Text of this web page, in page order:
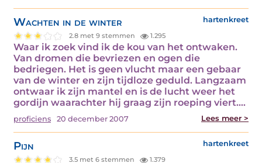
Wachten in de winter hartenkreet
2.8 met 9 stemmen 1.295
Waar ik zoek vind ik de kou van het ontwaken.
Van dromen die bevriezen en ogen die
bedriegen. Het is geen vlucht maar een gebaar
van de winter en zijn tijdloze geduld. Langzaam
ontwaar ik zijn mantel en is de lucht weer het
gordijn waarachter hij graag zijn roeping viert.…
proficiens 20 december 2007 Lees meer >
Pijn hartenkreet
3.5 met 6 stemmen 1.379